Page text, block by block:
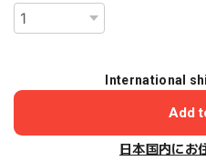
International
Add
日本国内にお